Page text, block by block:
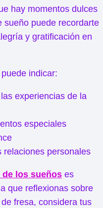
hay momentos dulces
sueño puede recordarte
y gratificación en
indicar:
experiencias de la
especiales
relaciones personales
los sueños es
que reflexionas sobre
fresa, considera tus